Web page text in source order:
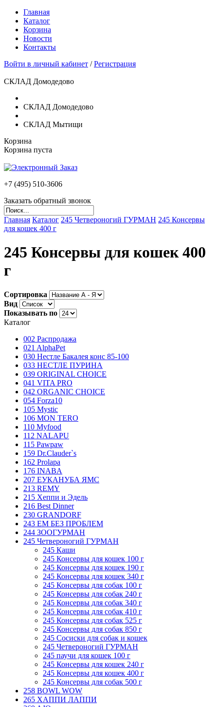
Главная
Каталог
Корзина
Новости
Контакты
Войти в личный кабинет /Регистрация
СКЛАД Домодедово
СКЛАД Домодедово
СКЛАД Мытищи
Корзина
Корзина пуста
+7 (495) 510-3606
Заказать обратный звонок
Главная Каталог 245 Четвероногий ГУРМАН 245 Консервы
для кошек 400 г
245 Консервы для кошек 400
г
Сортировка
Вид
Показывать по
Каталог
002 Распродажа
021 AlphaPet
030 Нестле Бакалея конc 85-100
033 НЕСТЛЕ ПУРИНА
039 ORIGINAL CHOICE
041 VITA PRO
042 ORGANIC CHOICE
054 Forza10
105 Mystic
106 MON TERO
110 Myfood
112 NALAPU
115 Pawpaw
159 Dr.Clauder`s
162 Prolapa
176 INABA
207 ЕУКАНУБА ЯМС
213 REMY
215 Хеппи и Эдель
216 Best Dinner
230 GRANDORF
243 ЕМ БЕЗ ПРОБЛЕМ
244 ЗООГУРМАН
245 Четвероногий ГУРМАН
245 Каши
245 Консервы для кошек 100 г
245 Консервы для кошек 190 г
245 Консервы для кошек 340 г
245 Консервы для собак 100 г
245 Консервы для собак 240 г
245 Консервы для собак 340 г
245 Консервы для собак 410 г
245 Консервы для собак 525 г
245 Консервы для собак 850 г
245 Сосиски для собак и кошек
245 Четвероногий ГУРМАН
245 паучи для кошек 100 г
245 Консервы для кошек 240 г
245 Консервы для кошек 400 г
245 Консервы для собак 500 г
258 BOWL WOW
265 ХАППИ ЛАППИ